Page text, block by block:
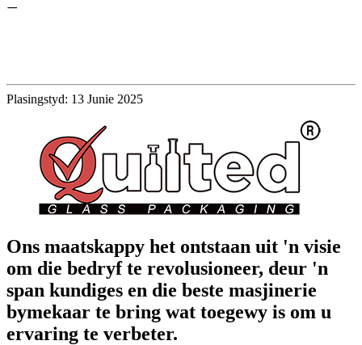
—
Plasingstyd: 13 Junie 2025
Ons maatskappy het ontstaan ​​uit 'n visie
om die bedryf te revolusioneer, deur 'n
span kundiges en die beste masjinerie
bymekaar te bring wat toegewy is om u
ervaring te verbeter.